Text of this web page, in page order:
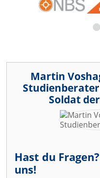
Martin
Soldat
Hast du
uns!